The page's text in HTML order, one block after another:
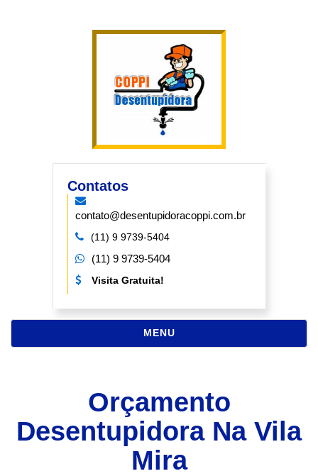
Contatos
contato@desentupidoracoppi.com.br
(11) 9 9739-5404
(11) 9 9739-5404
Visita Gratuita!
MENUNAVEGAÇÃO
Orçamento
Desentupidora Na Vila
Mira